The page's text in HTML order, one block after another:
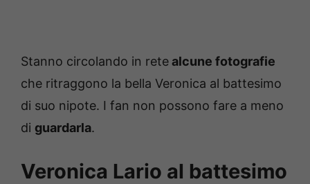
Stanno circolando in retealcune fotografie
che ritraggono la bella Veronica al battesimo
di suo nipote. I fan non possono fare a meno
di guardarla.
Veronica Lario al battesimo